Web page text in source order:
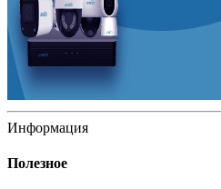
Информация
Полезное